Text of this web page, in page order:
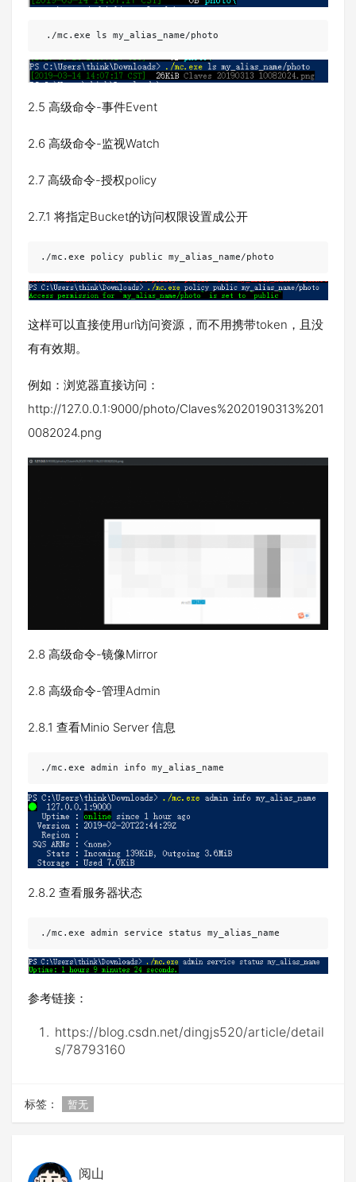
./mc.exe ls my_alias_name/photo
2.5 高级命令-事件Event
2.6 高级命令-监视Watch
2.7 高级命令-授权policy
2.7.1 将指定Bucket的访问权限设置成公开
./mc.exe policy public my_alias_name/photo
这样可以直接使用url访问资源，而不用携带token，且没
有有效期。
例如：浏览器直接访问：
http://127.0.0.1:9000/photo/Claves%2020190313%201
0082024.png
2.8 高级命令-镜像Mirror
2.8 高级命令-管理Admin
2.8.1 查看Minio Server 信息
./mc.exe admin info my_alias_name
2.8.2 查看服务器状态
./mc.exe admin service status my_alias_name
参考链接：
https://blog.csdn.net/dingjs520/article/detail
s/78793160
标签： 暂无
阅山